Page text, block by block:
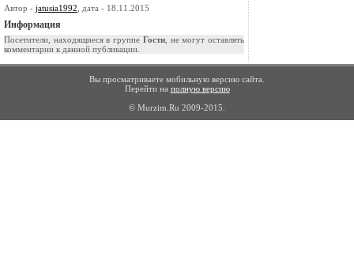
Автор - jatusia1992 , дата - 18.11.2015
Информация
Посетители, находящиеся в группе Гости, не могут оставлять
комментарии к данной публикации.
Вы просматриваете мобильную версию сайта.
Перейти на полную версию
© Murzim.Ru 2009-2015.